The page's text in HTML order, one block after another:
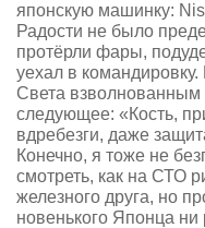
японскую машинку:
Радости не было
протёрли фары,
уехал в
Света взволнованным
следующее: «Кость,
вдребезги, даже
Конечно, я тоже не
смотреть, как на СТО
железного друга, но
новенького Японца ни